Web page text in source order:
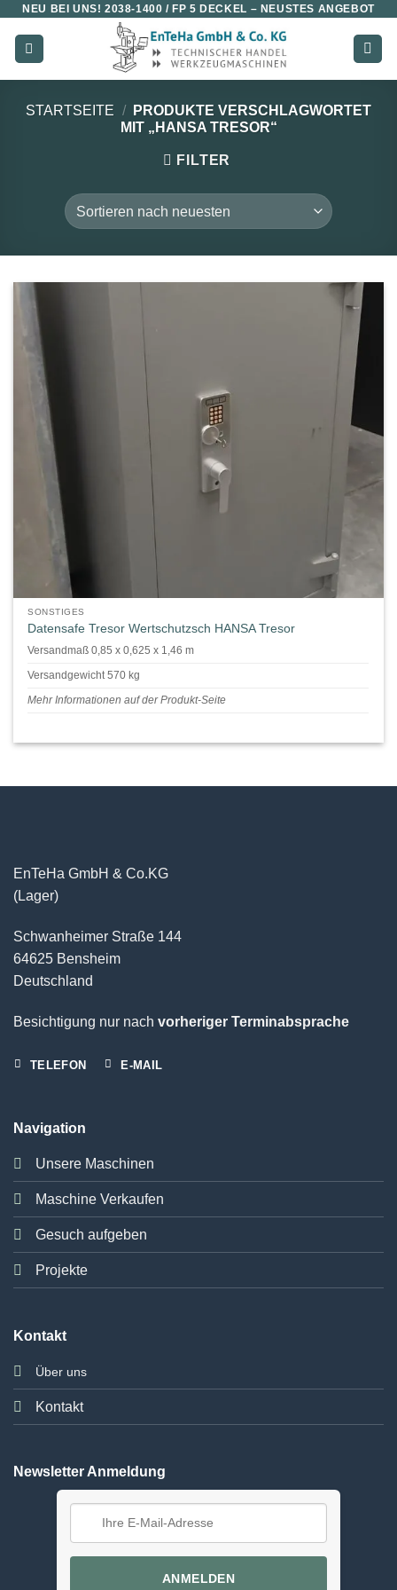
Zum
Inhalt
springen
NEU BEI UNS!2038-1400 / FP 5 DECKEL – NEUSTES ANGEBOT
STARTSEITE /
PRODUKTE VERSCHLAGWORTET
MIT „HANSA TRESOR“
FILTER
SONSTIGES
Datensafe Tresor Wertschutzsch HANSA Tresor
Versandmaß 0,85 x 0,625 x 1,46 m
Versandgewicht 570 kg
Mehr Informationen auf der Produkt-Seite
EnTeHa GmbH & Co.KG
(Lager)
Schwanheimer Straße 144
64625 Bensheim
Deutschland
Besichtigung nur nach vorheriger Terminabsprache
TELEFON E-MAIL
Navigation
Unsere Maschinen
Maschine Verkaufen
Gesuch aufgeben
Projekte
Kontakt
Über uns
Kontakt
Newsletter Anmeldung
ANMELDEN